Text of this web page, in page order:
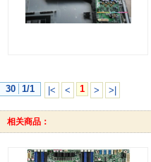
30 1/1 |< < 1 > >|
相关商品：